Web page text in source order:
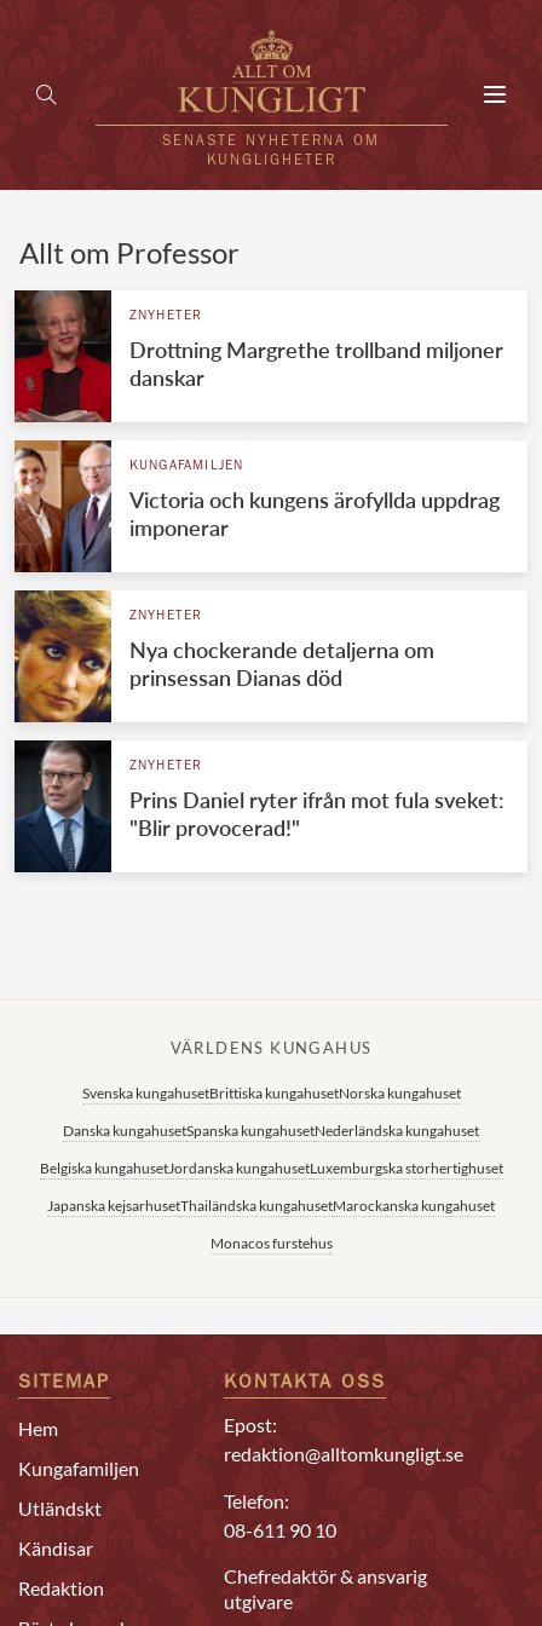
SENASTE NYHETERNA OM
KUNGLIGHETER
UTLÄNDSKT
VÄRLDENS KUNGAHUS
Svenska kungahuset
Brittiska kungahuset
Danska kungahuset
Jordanska kungahuset
Luxemburgska storhertighuset
Japanska kejsarhuset
REDAKTION
Allt om Professor
ZNYHETER
Drottning Margrethe trollband miljoner
danskar
KUNGAFAMILJEN
Victoria och kungens ärofyllda uppdrag
imponerar
ZNYHETER
Nya chockerande detaljerna om
prinsessan Dianas död
ZNYHETER
Prins Daniel ryter ifrån mot fula sveket:
"Blir provocerad!"
VÄRLDENS KUNGAHUS
Svenska kungahusetBrittiska kungahusetNorska kungahuset
Danska kungahusetSpanska kungahusetNederländska kungahuset
Belgiska kungahusetJordanska kungahusetLuxemburgska storhertighuset
Japanska kejsarhusetThailändska kungahusetMarockanska kungahuset
Monacos furstehus
SITEMAP
Hem
Kungafamiljen
Utländskt
Kändisar
Redaktion
KONTAKTA OSS
Epost:
redaktion@alltomkungligt.se
Telefon:
08-611 90 10
Chefredaktör & ansvarig
utgivare